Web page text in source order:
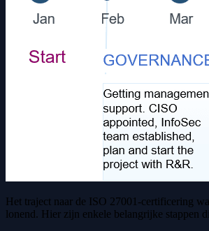
Het traject naar de ISO 27001-certificering
lonend. Hier zijn enkele belangrijke stappen